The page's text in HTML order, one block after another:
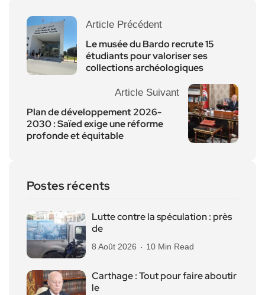
Article Précédent
Le musée du Bardo recrute 15
étudiants pour valoriser ses
collections archéologiques
Article Suivant
Plan de développement 2026-
2030 : Saïed exige une réforme
profonde et équitable
Postes récents
Lutte contre la spéculation : près
de
8 Août 2026 10 Min Read
Carthage : Tout pour faire aboutir
le